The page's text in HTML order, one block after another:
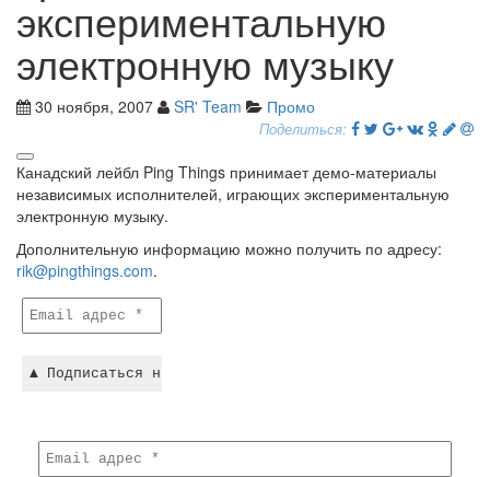
экспериментальную
электронную музыку
30 ноября, 2007 SR' Team Промо
Поделиться:
Канадский лейбл Ping Things принимает демо-материалы
независимых исполнителей, играющих экспериментальную
электронную музыку.
Дополнительную информацию можно получить по адресу:
rik@pingthings.com.